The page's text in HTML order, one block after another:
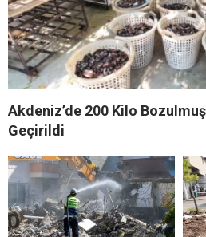
Akdeniz’de 200 Kilo
Geçirildi